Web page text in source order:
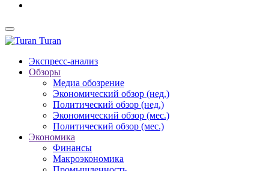
Turan
Экспресс-анализ
Обзоры
Медиа обозрение
Экономический обзор (нед.)
Политический обзор (нед.)
Экономический обзор (мес.)
Политический обзор (мес.)
Экономика
Финансы
Макроэкономика